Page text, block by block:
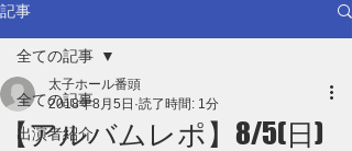
記事
全ての記事
出演者紹介
全ての記事
【アルバムレポ】8/5(日)
太子ホール番頭
2018年8月5日 読了時間: 1分